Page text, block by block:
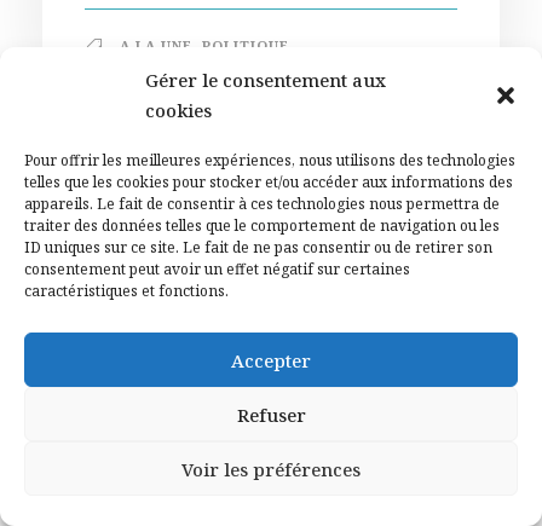
Gérer le consentement aux
cookies
Pour offrir les meilleures expériences, nous utilisons des technologies
telles que les cookies pour stocker et/ou accéder aux informations des
appareils. Le fait de consentir à ces technologies nous permettra de
traiter des données telles que le comportement de navigation ou les
ID uniques sur ce site. Le fait de ne pas consentir ou de retirer son
consentement peut avoir un effet négatif sur certaines
caractéristiques et fonctions.
Accepter
Refuser
Voir les préférences
A LA UNE POLITIQUE
Sénatoriales. Renaud Muselier sort